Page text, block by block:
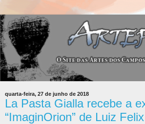
quarta-feira, 27 de junho de 2018
La Pasta Gialla recebe a
“ImaginOrion” de Luiz Felix